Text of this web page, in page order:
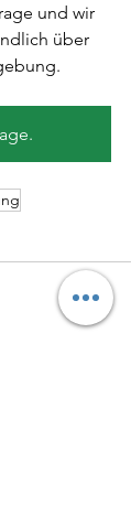
und wir
über